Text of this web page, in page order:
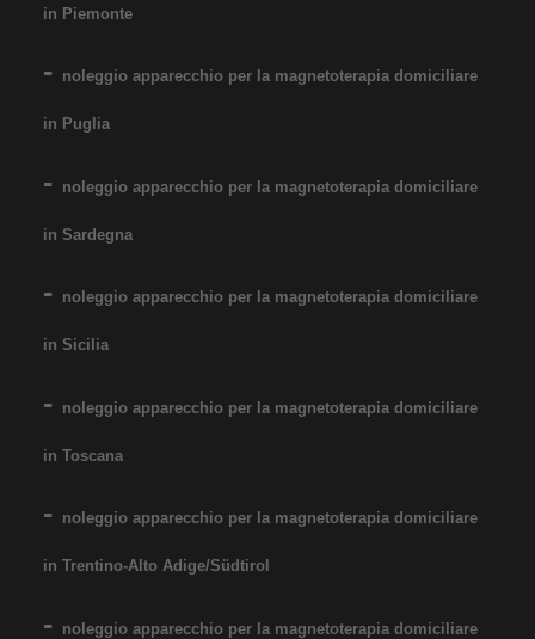
in Piemonte
noleggio apparecchio per la magnetoterapia domiciliare
in Puglia
noleggio apparecchio per la magnetoterapia domiciliare
in Sardegna
noleggio apparecchio per la magnetoterapia domiciliare
in Sicilia
noleggio apparecchio per la magnetoterapia domiciliare
in Toscana
noleggio apparecchio per la magnetoterapia domiciliare
in Trentino-Alto Adige/Südtirol
noleggio apparecchio per la magnetoterapia domiciliare